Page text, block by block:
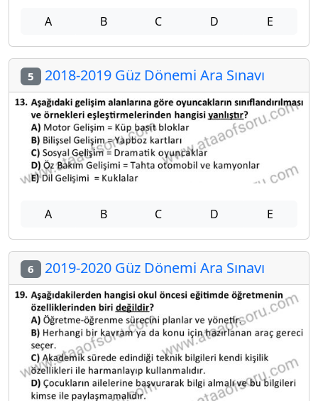
A B C D E
5 2018-2019 Güz Dönemi Ara Sınavı
A B C D E
6 2019-2020 Güz Dönemi Ara Sınavı